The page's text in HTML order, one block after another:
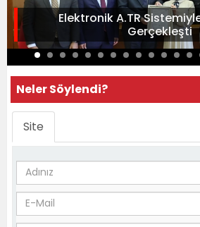
Elektronik A.TR
Gerçekleşti
Neler Söylendi?
Site